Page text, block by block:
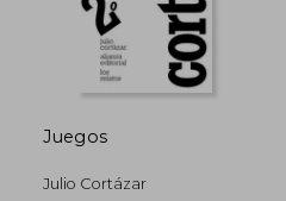
Juegos
Julio Cortázar